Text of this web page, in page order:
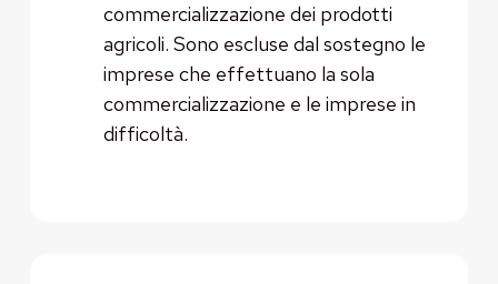
commercializzazione dei prodotti
agricoli. Sono escluse dal sostegno le
imprese che effettuano la sola
commercializzazione e le imprese in
difficoltà.